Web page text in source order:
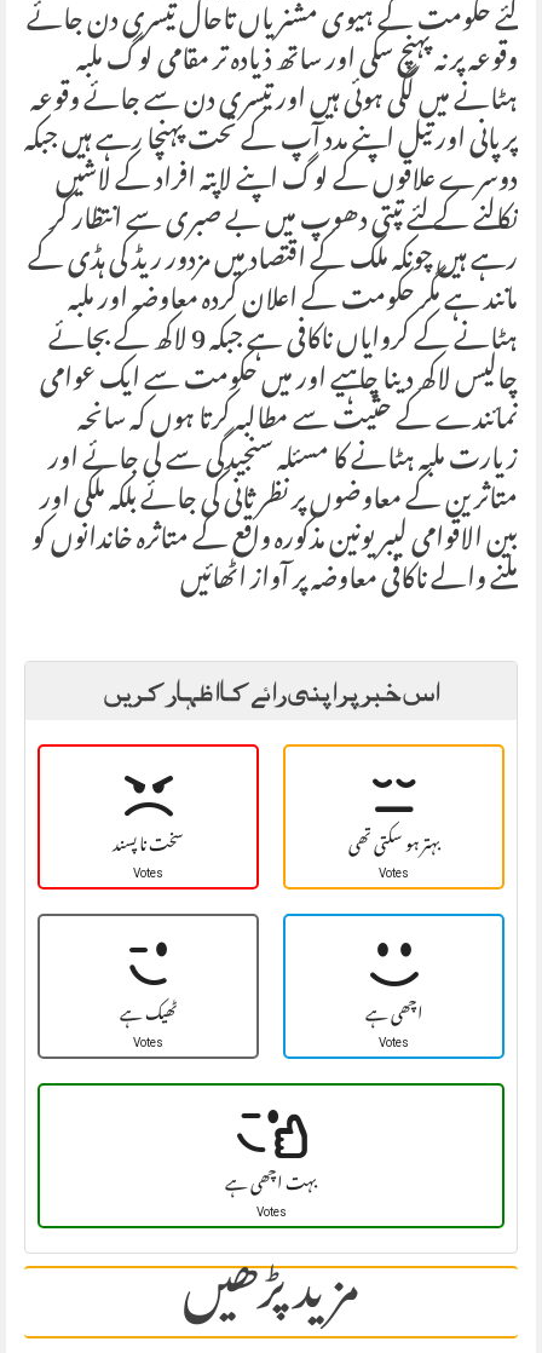
لئے حکومت کے ہیوی مشنریاں تاحال تیسری دن جائے
وقوعہ پر نہ پہنچ سکی اور ساتھ ذیادہ تر مقامی لوگ ملبہ
ہٹانے میں لگی ہوئی ہیں اور تیسری دن سے جائے وقوعہ
پر پانی اور تیل اپنے مدد آپ کے تحت پہنچا رہے ہیں جبکہ
دوسرے علاقوں کے لوگ اپنے لاپتہ افراد کے لاشیں
نکالنے کے لئے تپتی دھوپ میں بے صبری سے انتظار کر
رہے ہیں چونکہ ملک کے اقتصاد میں مزدور ریڈ کی ہڈی کے
مانند ہے مگر حکومت کے اعلان کردہ معاوضہ اور ملبہ
ہٹانے کے کروایاں ناکافی ہے جبکہ 9 لاکھ کے بجائے
چالیس لاکھ دینا چاہیے اور میں حکومت سے ایک عوامی
نمائندے کے حثیت سے مطالبہ کرتا ہوں کہ سانحہ
زیارت ملبہ ہٹانے کا مسئلہ سنجیدگی سے لی جائے اور
متاثرین کے معاوضوں پر نظر ثانی کی جائے بلکہ ملکی اور
بین الاقوامی لیبر یونین مذکورہ واقع کے متاثرہ خاندانوں کو
ملنے والے ناکافی معاوضہ پر آواز اٹھائیں
اس خبر پر اپنی رائے کا اظہار کریں
سخت نا پسند
Votes بہتر ہو سکتی تھی
Votes
ٹھیک ہے
Votes اچھی ہے
Votes
بہت اچھی ہے
Votes
مزید پڑھیں